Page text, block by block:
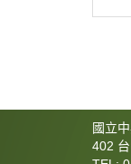
國立
402